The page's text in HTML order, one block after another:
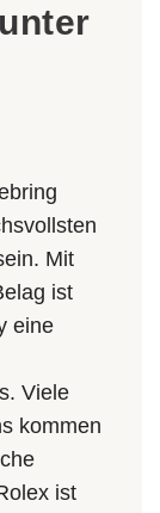
Mit
ist
eine
Viele
kommen
ist